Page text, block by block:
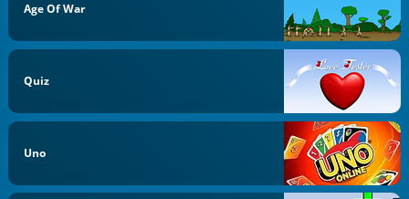
Age Of War
Quiz
Uno